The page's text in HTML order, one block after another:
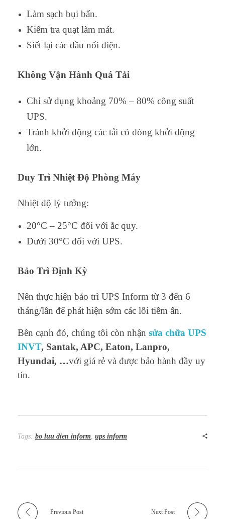
Làm sạch bụi bẩn.
Kiểm tra quạt làm mát.
Siết lại các đầu nối điện.
Không Vận Hành Quá Tải
Chỉ sử dụng khoảng 70% – 80% công suất
UPS.
Tránh khởi động các tải có dòng khởi động
lớn.
Duy Trì Nhiệt Độ Phòng Máy
Nhiệt độ lý tưởng:
20°C – 25°C đối với ắc quy.
Dưới 30°C đối với UPS.
Bảo Trì Định Kỳ
Nên thực hiện bảo trì UPS Inform từ 3 đến 6
tháng/lần để phát hiện sớm các lỗi tiềm ẩn.
Bên cạnh đó, chúng tôi còn nhận sửa chữa UPS
INVT, Santak, APC, Eaton, Lanpro,
Hyundai, …với giá rẻ và được bảo hành đầy uy
tín.
Tags: bo luu dien inform, ups inform
Previous Post Next Post